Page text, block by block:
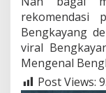
rekomendasi
Bengkayang
viral
Mengenal
Post Views: